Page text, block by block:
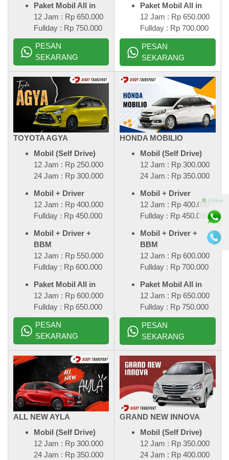
Paket Mobil All in
12 Jam : Rp 650.000
Fullday : Rp 750.000
PESAN
SEKARANG
Paket Mobil All in
12 Jam : Rp 650.000
Fullday : Rp 700.000
PESAN
SEKARANG
TOYOTA AGYA
Mobil (Self Drive)
12 Jam : Rp 250.000
24 Jam : Rp 300.000
Mobil + Driver
12 Jam : Rp 400.000
Fullday : Rp 450.000
Mobil + Driver +
BBM
12 Jam : Rp 550.000
Fullday : Rp 600.000
Paket Mobil All in
12 Jam : Rp 600.000
Fullday : Rp 650.000
PESAN
SEKARANG
HONDA MOBILIO
Mobil (Self Drive)
12 Jam : Rp 300.000
24 Jam : Rp 350.000
Mobil + Driver
12 Jam : Rp 400.000
Fullday : Rp 450.000
Mobil + Driver +
BBM
12 Jam : Rp 600.000
Fullday : Rp 700.000
Paket Mobil All in
12 Jam : Rp 650.000
Fullday : Rp 750.000
PESAN
SEKARANG
ALL NEW AYLA
Mobil (Self Drive)
12 Jam : Rp 300.000
24 Jam : Rp 350.000
GRAND NEW INNOVA
Mobil (Self Drive)
12 Jam : Rp 350.000
24 Jam : Rp 400.000
⚫ Online